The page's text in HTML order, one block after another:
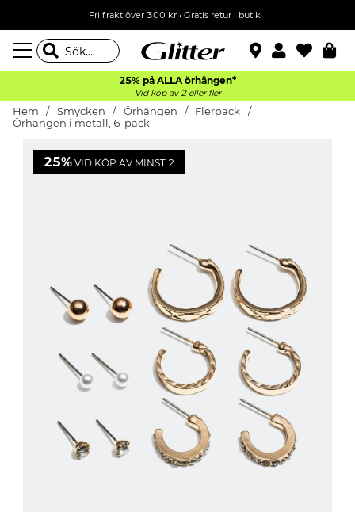
Fri frakt över 300 kr• Gratis retur i butik
25% på ALLA örhängen*
Vid köp av 2 eller fler
Hem Smycken Örhängen
Flerpack
Örhängen i metall, 6-pack
25% VID KÖP AV MINST 2